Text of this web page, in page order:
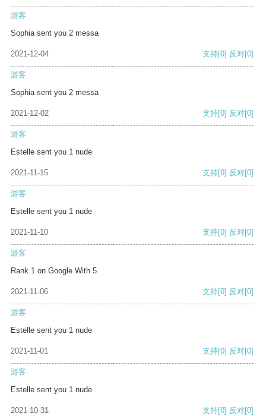
游客
Sophia sent you 2 messa
2021-12-04 支持[0] 反对[0]
游客
Sophia sent you 2 messa
2021-12-02 支持[0] 反对[0]
游客
Estelle sent you 1 nude
2021-11-15 支持[0] 反对[0]
游客
Estelle sent you 1 nude
2021-11-10 支持[0] 反对[0]
游客
Rank 1 on Google With 5
2021-11-06 支持[0] 反对[0]
游客
Estelle sent you 1 nude
2021-11-01 支持[0] 反对[0]
游客
Estelle sent you 1 nude
2021-10-31 支持[0] 反对[0]